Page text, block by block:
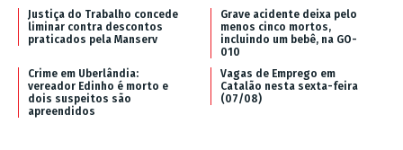
Justiça do Trabalho concede
liminar contra descontos
praticados pela Manserv
Grave acidente deixa pelo
menos cinco mortos,
incluindo um bebê, na GO-
010
Crime em Uberlândia:
vereador Edinho é morto e
dois suspeitos são
apreendidos
Vagas de Emprego em
Catalão nesta sexta-feira
(07/08)